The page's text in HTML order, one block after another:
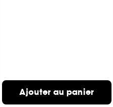
Ajouter au panier